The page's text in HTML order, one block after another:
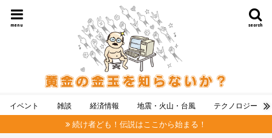
search
menu
イベント 雑談 経済情報 地震・火山・台風 テクノロジー
続け者ども！伝説はここから始まる！